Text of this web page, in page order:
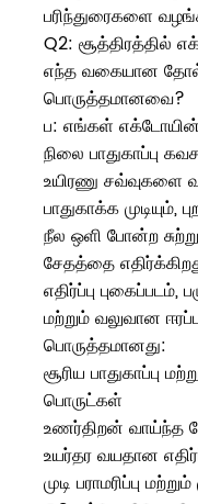
பரிந்துரைகளை வழங்க
Q2: சூத்திரத்தில்
எந்த வகையான தோல்
பொருத்தமானவை?
ப: எங்கள்
நிலை பாதுகாப்பு
உயிரணு சவ்வுகளை
பாதுகாக்க முடியும்,
நீல ஒளி போன்ற
சேதத்தை
எதிர்ப்பு புகைப்படம்,
மற்றும் வலுவான
பொருத்தமானது:
சூரிய பாதுகாப்பு
பொருட்கள்
உணர்திறன் வாய்ந்த
உயர்தர வயதான
முடி பராமரிப்பு